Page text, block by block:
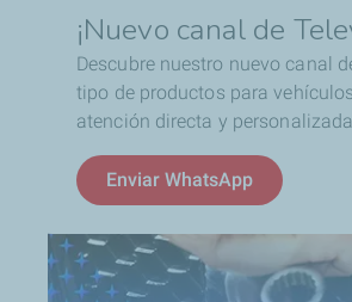
¡Nuevo canal de
Descubre nuestro nuevo canal
tipo de productos para
atención directa y
Enviar WhatsApp